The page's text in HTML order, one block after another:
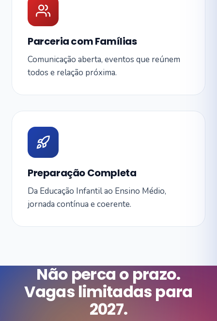
Parceria com Famílias
Comunicação aberta, eventos que reúnem
todos e relação próxima.
Preparação Completa
Da Educação Infantil ao Ensino Médio,
jornada contínua e coerente.
Não perca o prazo.
Vagas limitadas para
2027.